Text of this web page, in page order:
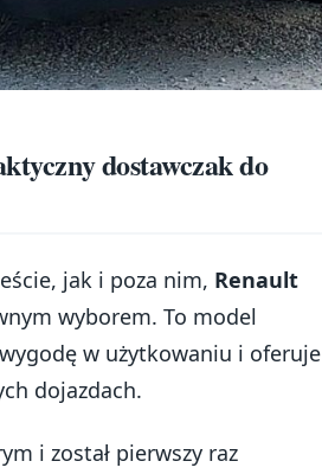
dostawczak do
jak i poza nim, Renault
wyborem. To model
w użytkowaniu i oferuje
dojazdach.
i został pierwszy raz